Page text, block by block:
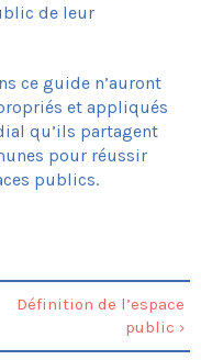
la Braie
la Brasserie
du Souverain
Orban
Communale de Molenbeek
du Bourdon
L28
de leur
ce guide n’auront
et appliqués
qu’ils partagent
pour réussir
publics.
Définition de l’espace
public ›